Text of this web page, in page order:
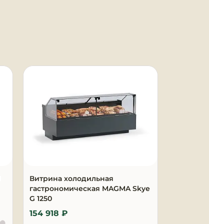
Витрина холодильная
гастрономическая MAGMA Skye
G 1250
154 918 ₽